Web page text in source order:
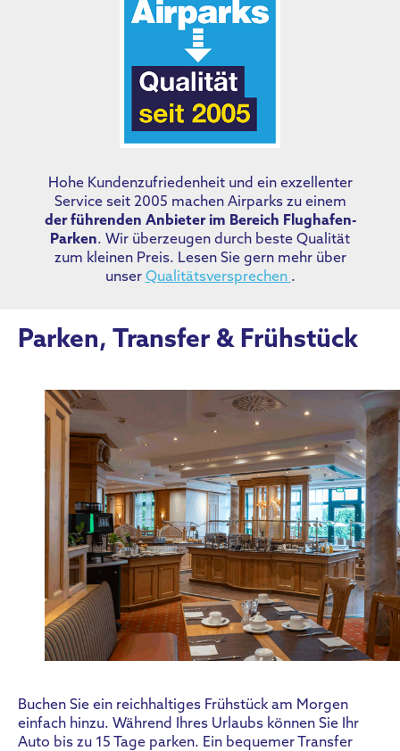
Hohe Kundenzufriedenheit und ein exzellenter
Service seit 2005 machen Airparks zu einem
der führenden Anbieter im Bereich Flughafen-
Parken. Wir überzeugen durch beste Qualität
zum kleinen Preis. Lesen Sie gern mehr über
unser Qualitätsversprechen .
Parken, Transfer & Frühstück
Buchen Sie ein reichhaltiges Frühstück am Morgen
einfach hinzu. Während Ihres Urlaubs können Sie Ihr
Auto bis zu 15 Tage parken. Ein bequemer Transfer